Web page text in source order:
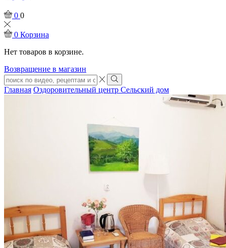
0 0
0 Корзина
Нет товаров в корзине.
Возвращение в магазин
Search
input
Search
Главная Оздоровительный центр Сельский дом